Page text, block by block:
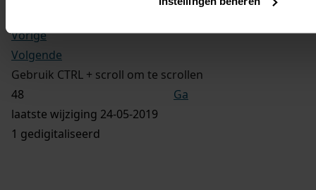
Vorige
Volgende
Gebruik CTRL + scroll om te scrollen
Ga
laatste wijziging 24-05-2019
1 gedigitaliseerd